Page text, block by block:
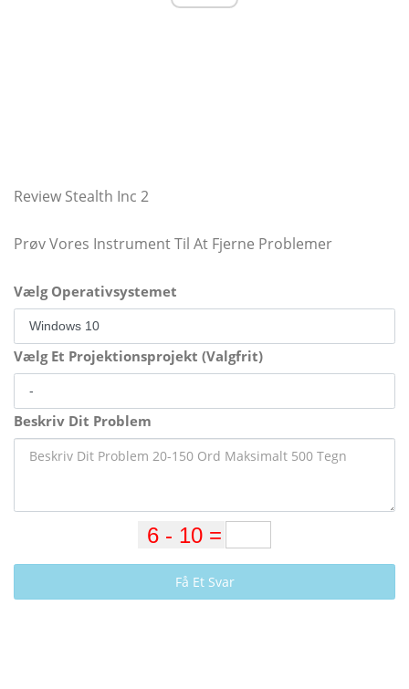
Review Stealth Inc 2
Prøv Vores Instrument Til At Fjerne Problemer
Vælg Operativsystemet
Vælg Et Projektionsprojekt (Valgfrit)
Beskriv Dit Problem
Få Et Svar